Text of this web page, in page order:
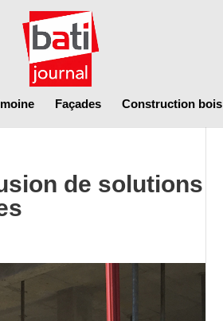
Façades Construction bois
de solutions